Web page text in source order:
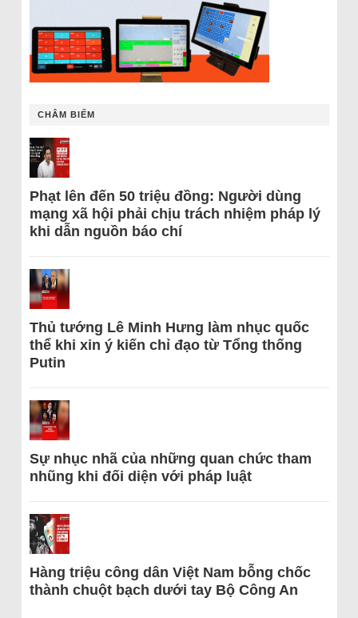
CHÂM BIẾM
Phạt lên đến 50 triệu đồng: Người dùng
mạng xã hội phải chịu trách nhiệm pháp lý
khi dẫn nguồn báo chí
Thủ tướng Lê Minh Hưng làm nhục quốc
thể khi xin ý kiến chỉ đạo từ Tổng thống
Putin
Sự nhục nhã của những quan chức tham
nhũng khi đối diện với pháp luật
Hàng triệu công dân Việt Nam bỗng chốc
thành chuột bạch dưới tay Bộ Công An